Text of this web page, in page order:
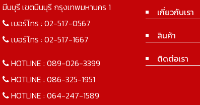
มีนบุรี เขตมีนบุรี กรุงเทพมหานคร 1
เบอร์โทร : 02-517-0567
เบอร์โทร : 02-517-1667
HOTLINE : 089-026-3399
HOTLINE : 086-325-1951
HOTLINE : 064-247-1589
เกี่ยวกับเรา
สินค้า
ติดต่อเรา